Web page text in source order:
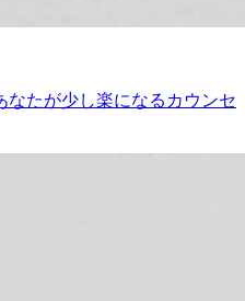
なたが少し楽になるカウンセ